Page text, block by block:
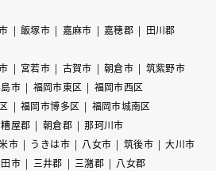
飯塚市 嘉麻市 嘉穂郡
田川郡
宮若市 古賀市 朝倉市
筑紫野市
市 福岡市東区
福岡市西区
福岡市博多区
福岡市城南区
糟屋郡 朝倉郡
那珂川市
市 うきは市 八女市 筑後市
大川市
市 三井郡 三潴郡 八女郡